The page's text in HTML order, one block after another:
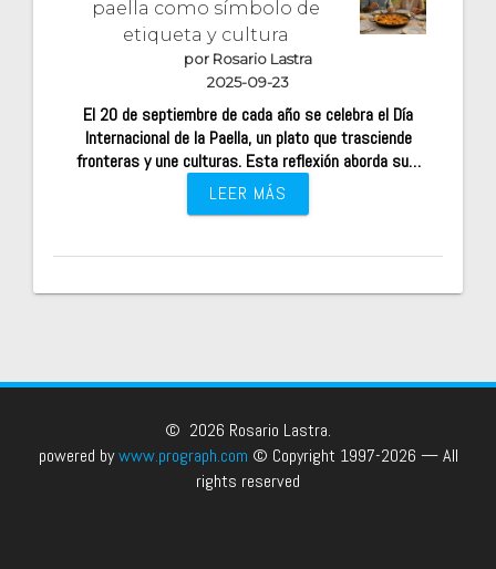
paella como símbolo de
etiqueta y cultura
por Rosario Lastra
2025-09-23
El 20 de septiembre de cada año se celebra el Día
Internacional de la Paella, un plato que trasciende
fronteras y une culturas. Esta reflexión aborda su…
LEER MÁS
© 2026 Rosario Lastra.
powered bywww.prograph.com © Copyright 1997-2026 — All
rights reserved